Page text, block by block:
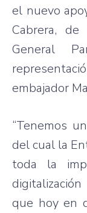
el nuevo
Cabrera,
General
embajador
“Tenemos
del cual la
toda la
que hoy en